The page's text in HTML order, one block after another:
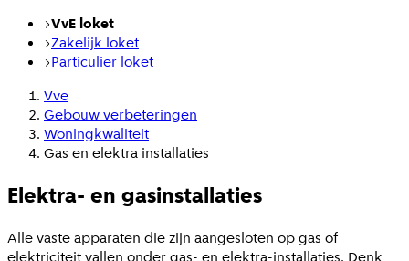
VvE loket
Zakelijk loket
Particulier loket
Vve
Gebouw verbeteringen
Woningkwaliteit
Gas en elektra installaties
Elektra- en gasinstallaties
Alle vaste apparaten die zijn aangesloten op gas of
elektriciteit vallen onder gas- en elektra-installaties. Denk